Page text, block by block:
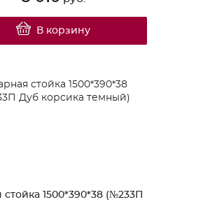
В корзину
стойка 1500*390*38 (№233П